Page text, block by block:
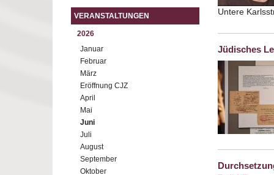
VERANSTALTUNGEN
2026
Januar
Februar
März
Eröffnung CJZ
April
Mai
Juni
Juli
August
September
Oktober
Untere
Jüdisches